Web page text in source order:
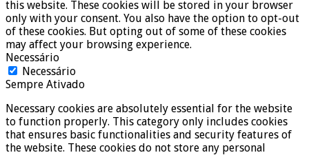
this website. These cookies will be stored in your browser
only with your consent. You also have the option to opt-out
of these cookies. But opting out of some of these cookies
may affect your browsing experience.
Necessário
Necessário
Sempre Ativado
Necessary cookies are absolutely essential for the website
to function properly. This category only includes cookies
that ensures basic functionalities and security features of
the website. These cookies do not store any personal